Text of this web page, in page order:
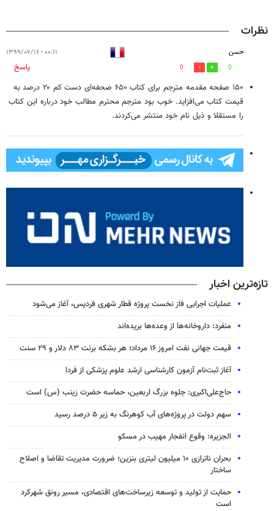
نظرات
حسن ۰۰:۱۱ - ۱۳۹۹/۰۷/۱۶
0
0
پاسخ
۱۵۰ صفحه مقدمه مترجم برای کتاب ۶۵۰ صحفه‌ای دست کم ۲۰ درصد به
قیمت کتاب می‌افزاید. خوب بود مترجم محترم مطالب خود درباره این کتاب
را مستقلا و ذیل نام خود منتشر می‌کردند.
تازه‌ترین اخبار
عملیات اجرایی فاز نخست پروژه قطار شهری فردیس، آغاز می‌شود
منفرد: داروخانه‌ها از وعده‌ها بریده‌اند
قیمت جهانی نفت امروز ۱۶ مرداد؛ هر بشکه برنت ۸۳ دلار و ۲۹ سنت
آغاز ثبت‌نام‌ آزمون کارشناسی ارشد علوم پزشکی از فردا
حاج‌علی‌اکبری: جلوه بزرگ اربعین، حماسه حضرت زینب (س) است
سهم دولت در پروژه‌های آب کوهرنگ به زیر ۵ درصد رسید
الجزیره: وقوع انفجار مهیب در مسکو
بحران ناترازی ۱۰ میلیون لیتری بنزین؛ ضرورت مدیریت تقاضا و اصلاح
ساختار
حمایت از تولید و توسعه زیرساخت‌های اقتصادی، مسیر رونق شهرکرد
است